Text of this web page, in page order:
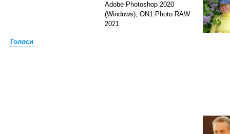
Adobe Photoshop 2020
(Windows), ON1 Photo RAW
2021
Голоси